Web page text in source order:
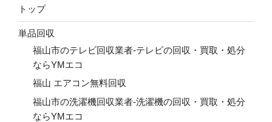
トップ
単品回収
福山市のテレビ回収業者-テレビの回収・買取・処分
ならYMエコ
福山 エアコン無料回収
福山市の洗濯機回収業者-洗濯機の回収・買取・処分
ならYMエコ